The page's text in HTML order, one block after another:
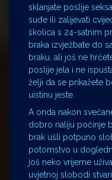
sklanjate poslije
suđe ili zalijevati
školica s 24-satnim
braka izvježbate do
braku, ali još ne
poslije jela i ne
želji da se prikažete
uistinu jeste.
A onda nakon
dobro naliju počinje
brak ušli potpuno
potomstvo u
još neko vrijeme
uvjetnoj slobodi